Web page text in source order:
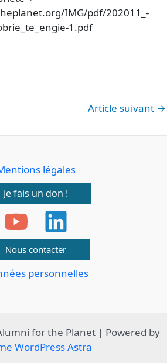
IMG/pdf/202011_-
1.pdf
Article suivant →
légales
Je fais un don !
Nous contacter
personnelles
for the Planet | Powered by
WordPress Astra